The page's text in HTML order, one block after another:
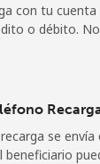
con tu
o débito.
se
beneficiario